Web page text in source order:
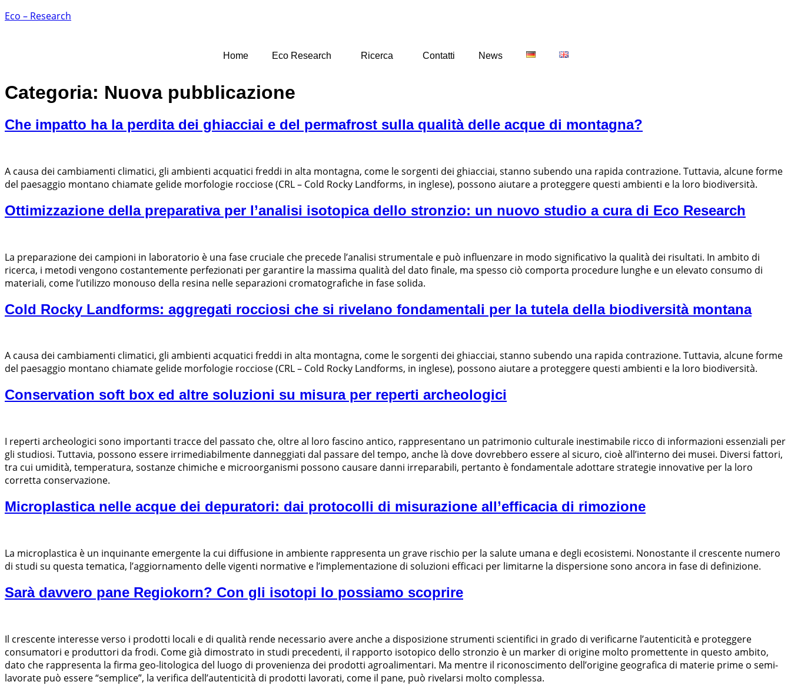
Eco – Research
Home Eco Research Ricerca Contatti News
Categoria: Nuova pubblicazione
Che impatto ha la perdita dei ghiacciai e del permafrost sulla qualità delle acque di montagna?
A causa dei cambiamenti climatici, gli ambienti acquatici freddi in alta montagna, come le sorgenti dei ghiacciai, stanno subendo una rapida contrazione. Tuttavia, alcune forme
del paesaggio montano chiamate gelide morfologie rocciose (CRL – Cold Rocky Landforms, in inglese), possono aiutare a proteggere questi ambienti e la loro biodiversità.
Ottimizzazione della preparativa per l’analisi isotopica dello stronzio: un nuovo studio a cura di Eco Research
La preparazione dei campioni in laboratorio è una fase cruciale che precede l’analisi strumentale e può influenzare in modo significativo la qualità dei risultati. In ambito di
ricerca, i metodi vengono costantemente perfezionati per garantire la massima qualità del dato finale, ma spesso ciò comporta procedure lunghe e un elevato consumo di
materiali, come l’utilizzo monouso della resina nelle separazioni cromatografiche in fase solida.
Cold Rocky Landforms: aggregati rocciosi che si rivelano fondamentali per la tutela della biodiversità montana
A causa dei cambiamenti climatici, gli ambienti acquatici freddi in alta montagna, come le sorgenti dei ghiacciai, stanno subendo una rapida contrazione. Tuttavia, alcune forme
del paesaggio montano chiamate gelide morfologie rocciose (CRL – Cold Rocky Landforms, in inglese), possono aiutare a proteggere questi ambienti e la loro biodiversità.
Conservation soft box ed altre soluzioni su misura per reperti archeologici
I reperti archeologici sono importanti tracce del passato che, oltre al loro fascino antico, rappresentano un patrimonio culturale inestimabile ricco di informazioni essenziali per
gli studiosi. Tuttavia, possono essere irrimediabilmente danneggiati dal passare del tempo, anche là dove dovrebbero essere al sicuro, cioè all’interno dei musei. Diversi fattori,
tra cui umidità, temperatura, sostanze chimiche e microorganismi possono causare danni irreparabili, pertanto è fondamentale adottare strategie innovative per la loro
corretta conservazione.
Microplastica nelle acque dei depuratori: dai protocolli di misurazione all’efficacia di rimozione
La microplastica è un inquinante emergente la cui diffusione in ambiente rappresenta un grave rischio per la salute umana e degli ecosistemi. Nonostante il crescente numero
di studi su questa tematica, l’aggiornamento delle vigenti normative e l’implementazione di soluzioni efficaci per limitarne la dispersione sono ancora in fase di definizione.
Sarà davvero pane Regiokorn? Con gli isotopi lo possiamo scoprire
Il crescente interesse verso i prodotti locali e di qualità rende necessario avere anche a disposizione strumenti scientifici in grado di verificarne l’autenticità e proteggere
consumatori e produttori da frodi. Come già dimostrato in studi precedenti, il rapporto isotopico dello stronzio è un marker di origine molto promettente in questo ambito,
dato che rappresenta la firma geo-litologica del luogo di provenienza dei prodotti agroalimentari. Ma mentre il riconoscimento dell’origine geografica di materie prime o semi-
lavorate può essere “semplice”, la verifica dell’autenticità di prodotti lavorati, come il pane, può rivelarsi molto complessa.